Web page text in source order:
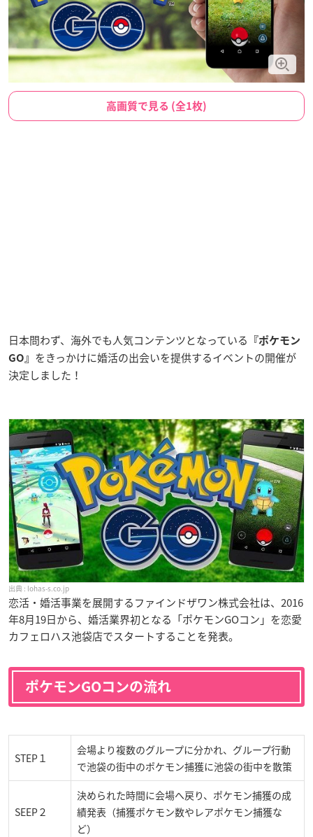
高画質で見る (全1枚)
日本問わず、海外でも人気コンテンツとなっている
『ポケモン
GO』 をきっかけに婚活の出会いを提供するイベントの開催が
決定しました！
lohas-s.co.jp
恋活・婚活事業を展開するファインドザワン株式会社は、2016
年8月19日から、婚活業界初となる「ポケモンGOコン」を恋愛
カフェロハス池袋店でスタートすることを発表。
ポケモンGOコンの流れ
STEP１
会場より複数のグループに分かれ、グループ行動
で池袋の街中のポケモン捕獲に池袋の街中を散策
SEEP２
決められた時間に会場へ戻り、ポケモン捕獲の成
績発表（捕獲ポケモン数やレアポケモン捕獲な
ど）